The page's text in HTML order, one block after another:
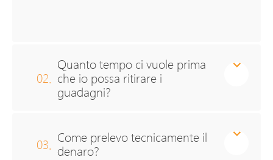
02.
Quanto tempo ci vuole prima
che io possa ritirare i
guadagni?
03. Come prelevo tecnicamente il
denaro?